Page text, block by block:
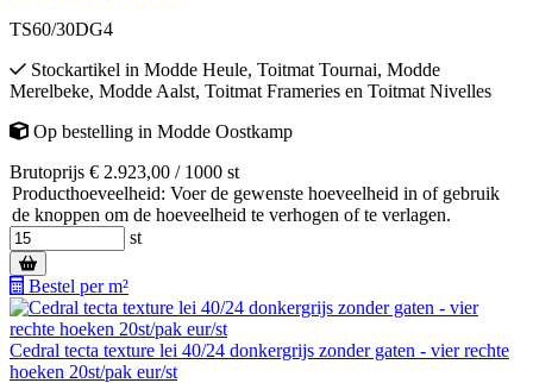
TS60/30DG4
Stockartikel in Modde Heule, Toitmat Tournai, Modde
Merelbeke, Modde Aalst, Toitmat Frameries en Toitmat Nivelles
Op bestelling in Modde Oostkamp
Brutoprijs € 2.923,00 / 1000 st
Producthoeveelheid: Voer de gewenste hoeveelheid in of gebruik
de knoppen om de hoeveelheid te verhogen of te verlagen.
st
Bestel per m²
Cedral tecta texture lei 40/24 donkergrijs zonder gaten - vier rechte
hoeken 20st/pak eur/st